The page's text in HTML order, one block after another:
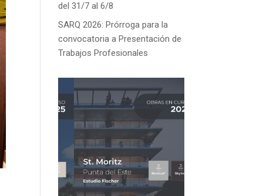
del 31/7 al 6/8
SARQ 2026: Prórroga para la
convocatoria a Presentación de
Trabajos Profesionales